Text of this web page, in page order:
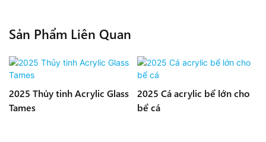
Sản Phẩm Liên Quan
2025 Thủy tinh Acrylic Glass
Tames
2025 Cá acrylic bể lớn cho
bể cá